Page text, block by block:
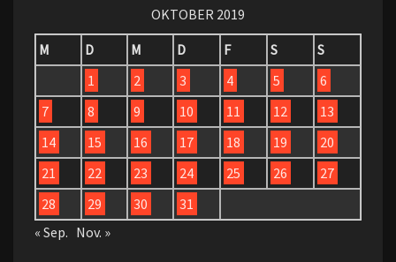
OKTOBER 2019
M
D M D F S
S
1
2 3 4 5
6
7
8 9 10 11 12
13
14
15 16 17 18 19
20
21
22 23 24 25 26
27
28
29 30
31
« Sep. Nov. »